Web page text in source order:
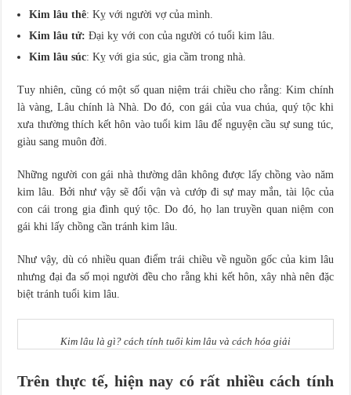
Kim lâu thê: Kỵ với người vợ của mình.
Kim lâu tử: Đại kỵ với con của người có tuổi kim lâu.
Kim lâu súc: Kỵ với gia súc, gia cầm trong nhà.
Tuy nhiên, cũng có một số quan niệm trái chiều cho rằng: Kim chính
là vàng, Lâu chính là Nhà. Do đó, con gái của vua chúa, quý tộc khi
xưa thường thích kết hôn vào tuổi kim lâu để nguyện cầu sự sung túc,
giàu sang muôn đời.
Những người con gái nhà thường dân không được lấy chồng vào năm
kim lâu. Bởi như vậy sẽ đổi vận và cướp đi sự may mắn, tài lộc của
con cái trong gia đình quý tộc. Do đó, họ lan truyền quan niệm con
gái khi lấy chồng cần tránh kim lâu.
Như vậy, dù có nhiều quan điểm trái chiều về nguồn gốc của kim lâu
nhưng đại đa số mọi người đều cho rằng khi kết hôn, xây nhà nên đặc
biệt tránh tuổi kim lâu.
Kim lâu là gì? cách tính tuổi kim lâu và cách hóa giải
Trên thực tế, hiện nay có rất nhiều cách tính